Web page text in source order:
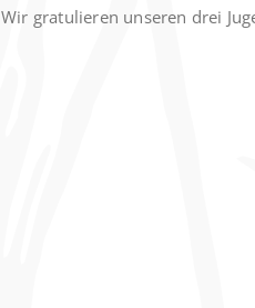
Wir gratulieren unseren drei